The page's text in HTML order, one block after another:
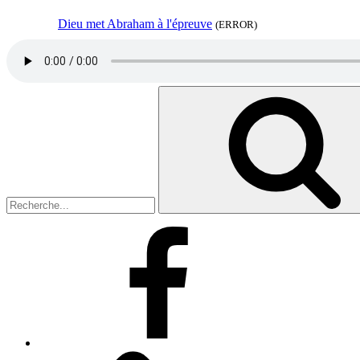
Dieu met Abraham à l'épreuve (ERROR)